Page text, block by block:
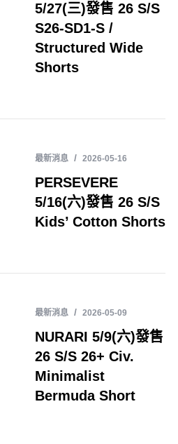
5/27(三)發售 26 S/S
S26-SD1-S /
Structured Wide
Shorts
最新消息 2026-05-16
PERSEVERE
5/16(六)發售 26 S/S
Kids’ Cotton Shorts
最新消息 2026-05-09
NURARI 5/9(六)發售
26 S/S 26+ Civ.
Minimalist
Bermuda Short